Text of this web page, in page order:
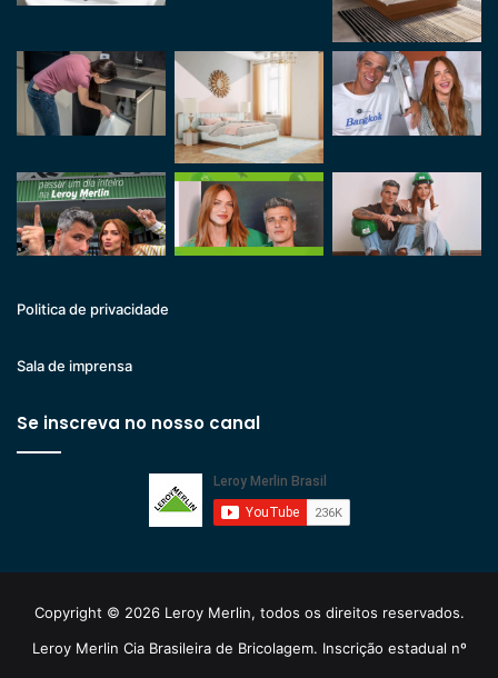
Politica de privacidade
Sala de imprensa
Se inscreva no nosso canal
Copyright © 2026 Leroy Merlin, todos os direitos reservados.
Leroy Merlin Cia Brasileira de Bricolagem. Inscrição estadual nº